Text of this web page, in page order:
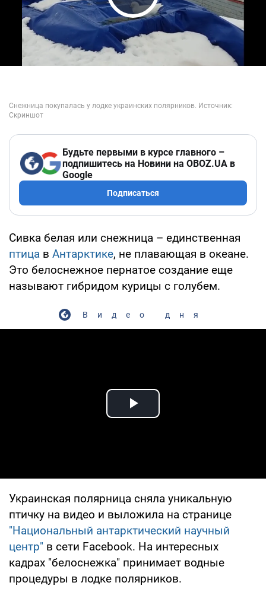
Play Video
Будьте первыми в курсе главного –
подпишитесь на Новини на OBOZ.UA в
Google
Подписаться
Сивка белая или снежница – единственная
птица в Антарктике, не плавающая в океане.
Это белоснежное пернатое создание еще
называют гибридом курицы с голубем.
Видео дня
Play Video
Украинская полярница сняла уникальную
птичку на видео и выложила на странице
"Национальный антарктический научный
центр" в сети Facebook. На интересных
кадрах "белоснежка" принимает водные
процедуры в лодке полярников.